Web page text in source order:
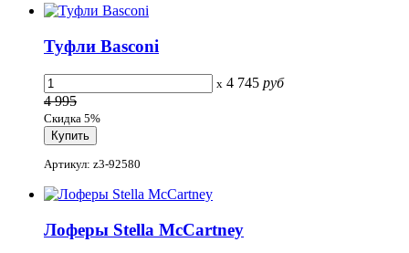
Туфли Basconi
x 4 745 руб
4 995
Скидка 5%
Артикул: z3-92580
Лоферы Stella McCartney